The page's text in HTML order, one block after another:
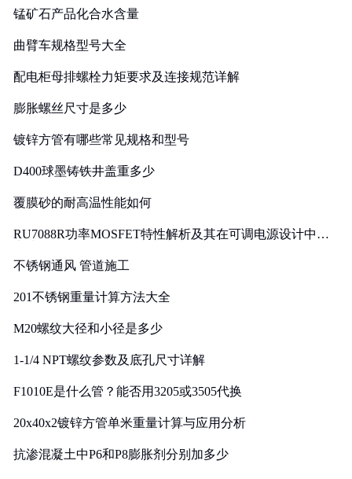
锰矿石产品化合水含量
曲臂车规格型号大全
配电柜母排螺栓力矩要求及连接规范详解
膨胀螺丝尺寸是多少
镀锌方管有哪些常见规格和型号
D400球墨铸铁井盖重多少
覆膜砂的耐高温性能如何
RU7088R功率MOSFET特性解析及其在可调电源设计中的
不锈钢通风 管道施工
201不锈钢重量计算方法大全
M20螺纹大径和小径是多少
1-1/4 NPT螺纹参数及底孔尺寸详解
F1010E是什么管？能否用3205或3505代换
20x40x2镀锌方管单米重量计算与应用分析
抗渗混凝土中P6和P8膨胀剂分别加多少